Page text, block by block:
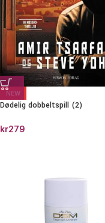
NEW
Dødelig dobbeltspill (2)
kr279